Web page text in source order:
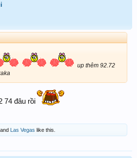
up thêm 92.72
74 đâu rồi
and Las Vegas like this.